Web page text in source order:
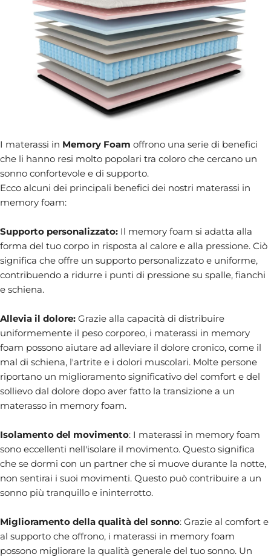
I materassi in Memory Foam offrono una serie di benefici
che li hanno resi molto popolari tra coloro che cercano un
sonno confortevole e di supporto.
Ecco alcuni dei principali benefici dei nostri materassi in
memory foam:
Supporto personalizzato: Il memory foam si adatta alla
forma del tuo corpo in risposta al calore e alla pressione. Ciò
significa che offre un supporto personalizzato e uniforme,
contribuendo a ridurre i punti di pressione su spalle, fianchi
e schiena.
Allevia il dolore: Grazie alla capacità di distribuire
uniformemente il peso corporeo, i materassi in memory
foam possono aiutare ad alleviare il dolore cronico, come il
mal di schiena, l'artrite e i dolori muscolari. Molte persone
riportano un miglioramento significativo del comfort e del
sollievo dal dolore dopo aver fatto la transizione a un
materasso in memory foam.
Isolamento del movimento: I materassi in memory foam
sono eccellenti nell'isolare il movimento. Questo significa
che se dormi con un partner che si muove durante la notte,
non sentirai i suoi movimenti. Questo può contribuire a un
sonno più tranquillo e ininterrotto.
Miglioramento della qualità del sonno: Grazie al comfort e
al supporto che offrono, i materassi in memory foam
possono migliorare la qualità generale del tuo sonno. Un